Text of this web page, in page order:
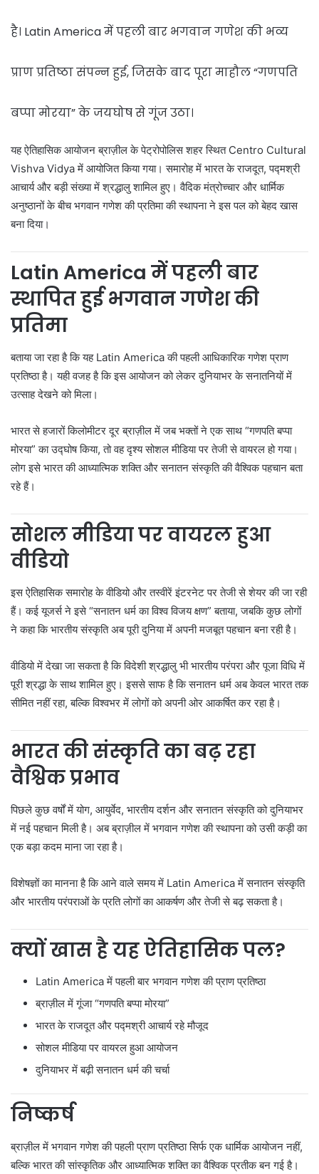
है। Latin America में पहली बार भगवान गणेश की भव्य
प्राण प्रतिष्ठा संपन्न हुई, जिसके बाद पूरा माहौल “गणपति
बप्पा मोरया” के जयघोष से गूंज उठा।
यह ऐतिहासिक आयोजन ब्राज़ील के पेट्रोपोलिस शहर स्थित Centro Cultural
Vishva Vidya में आयोजित किया गया। समारोह में भारत के राजदूत, पद्मश्री
आचार्य और बड़ी संख्या में श्रद्धालु शामिल हुए। वैदिक मंत्रोच्चार और धार्मिक
अनुष्ठानों के बीच भगवान गणेश की प्रतिमा की स्थापना ने इस पल को बेहद खास
बना दिया।
Latin America में पहली बार
स्थापित हुई भगवान गणेश की
प्रतिमा
बताया जा रहा है कि यह Latin America की पहली आधिकारिक गणेश प्राण
प्रतिष्ठा है। यही वजह है कि इस आयोजन को लेकर दुनियाभर के सनातनियों में
उत्साह देखने को मिला।
भारत से हजारों किलोमीटर दूर ब्राज़ील में जब भक्तों ने एक साथ “गणपति बप्पा
मोरया” का उद्घोष किया, तो वह दृश्य सोशल मीडिया पर तेजी से वायरल हो गया।
लोग इसे भारत की आध्यात्मिक शक्ति और सनातन संस्कृति की वैश्विक पहचान बता
रहे हैं।
सोशल मीडिया पर वायरल हुआ
वीडियो
इस ऐतिहासिक समारोह के वीडियो और तस्वीरें इंटरनेट पर तेजी से शेयर की जा रही
हैं। कई यूजर्स ने इसे “सनातन धर्म का विश्व विजय क्षण” बताया, जबकि कुछ लोगों
ने कहा कि भारतीय संस्कृति अब पूरी दुनिया में अपनी मजबूत पहचान बना रही है।
वीडियो में देखा जा सकता है कि विदेशी श्रद्धालु भी भारतीय परंपरा और पूजा विधि में
पूरी श्रद्धा के साथ शामिल हुए। इससे साफ है कि सनातन धर्म अब केवल भारत तक
सीमित नहीं रहा, बल्कि विश्वभर में लोगों को अपनी ओर आकर्षित कर रहा है।
भारत की संस्कृति का बढ़ रहा
वैश्विक प्रभाव
पिछले कुछ वर्षों में योग, आयुर्वेद, भारतीय दर्शन और सनातन संस्कृति को दुनियाभर
में नई पहचान मिली है। अब ब्राज़ील में भगवान गणेश की स्थापना को उसी कड़ी का
एक बड़ा कदम माना जा रहा है।
विशेषज्ञों का मानना है कि आने वाले समय में Latin America में सनातन संस्कृति
और भारतीय परंपराओं के प्रति लोगों का आकर्षण और तेजी से बढ़ सकता है।
क्यों खास है यह ऐतिहासिक पल?
Latin America में पहली बार भगवान गणेश की प्राण प्रतिष्ठा
ब्राज़ील में गूंजा “गणपति बप्पा मोरया”
भारत के राजदूत और पद्मश्री आचार्य रहे मौजूद
सोशल मीडिया पर वायरल हुआ आयोजन
दुनियाभर में बढ़ी सनातन धर्म की चर्चा
निष्कर्ष
ब्राज़ील में भगवान गणेश की पहली प्राण प्रतिष्ठा सिर्फ एक धार्मिक आयोजन नहीं,
बल्कि भारत की सांस्कृतिक और आध्यात्मिक शक्ति का वैश्विक प्रतीक बन गई है।